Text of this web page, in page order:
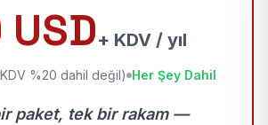
+ KDV / yıl
%20 dahil değil) Her Şey Dahil
paket, tek bir rakam —